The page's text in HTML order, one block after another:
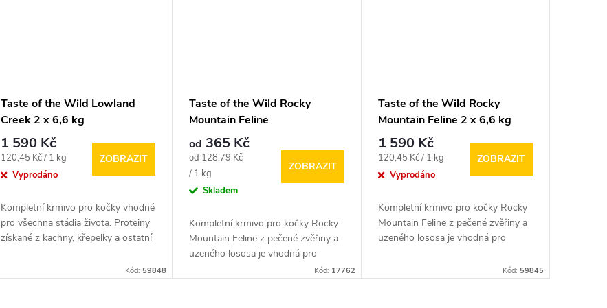
Taste of the Wild Lowland
Creek 2 x 6,6 kg
1 590 Kč
Měrná
cena:
120,45 Kč / 1 kg
Vyprodáno
ZOBRAZIT
Kompletní krmivo pro kočky vhodné
pro všechna stádia života. Proteiny
získané z kachny, křepelky a ostatní
Kód: 59848
Taste of the Wild Rocky
Mountain Feline
od 365 Kč
Měrná
cena:
od 128,79 Kč
/ 1 kg
Skladem
ZOBRAZIT
Kompletní krmivo pro kočky Rocky
Mountain Feline z pečené zvěřiny a
uzeného lososa je vhodná pro
Kód: 17762
Taste of the Wild Rocky
Mountain Feline 2 x 6,6 kg
1 590 Kč
Měrná
cena:
120,45 Kč / 1 kg
Vyprodáno
ZOBRAZIT
Kompletní krmivo pro kočky Rocky
Mountain Feline z pečené zvěřiny a
uzeného lososa je vhodná pro
Kód: 59845